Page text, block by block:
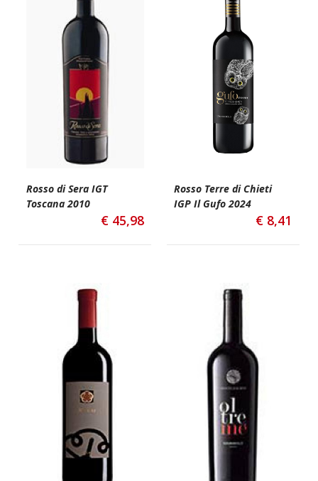
Rosso di Sera IGT
Toscana 2010
€ 45,98
Rosso Terre di Chieti
IGP Il Gufo 2024
€ 8,41